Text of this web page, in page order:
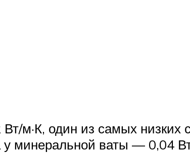
м·К, один из самых низких
у минеральной ваты — 0,04